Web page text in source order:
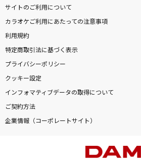
サイトのご利用について
カラオケご利用にあたっての注意事項
利用規約
特定商取引法に基づく表示
プライバシーポリシー
クッキー設定
インフォマティブデータの取得について
ご契約方法
企業情報（コーポレートサイト）